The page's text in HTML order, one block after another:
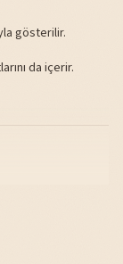
gösterilir.
da içerir.